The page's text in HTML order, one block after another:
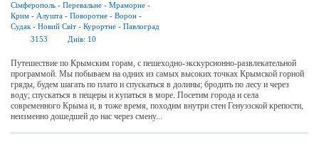
Сімферополь - Перевальне - Мраморне -
Крим - Алушта - Поворотне - Ворон -
Судак - Новий Світ - Курортне - Павлоград
3153
Днів: 10
Путешествие по Крымским горам, с пешеходно-экскурсионно-развлекательной
программой. Мы побываем на одних из самых высоких точках Крымской горной
гряды, будем шагать по плато и спускаться в долины; бродить по лесу и через
воду; спускаться в пещеры и купаться в море. Посетим города и села
современного Крыма и, в тоже время, походим внутри стен Генуэзской крепости,
неизменно дошедшей до нас через смену...